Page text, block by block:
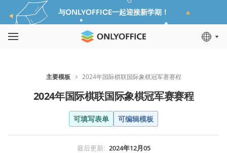
与ONLYOFFICE一起迎接新学期！
主要模板 2024年国际棋联国际象棋冠军赛赛程
2024年国际棋联国际象棋冠军赛赛程
可填写表单 可编辑模板
最后更新: 2024年12月05